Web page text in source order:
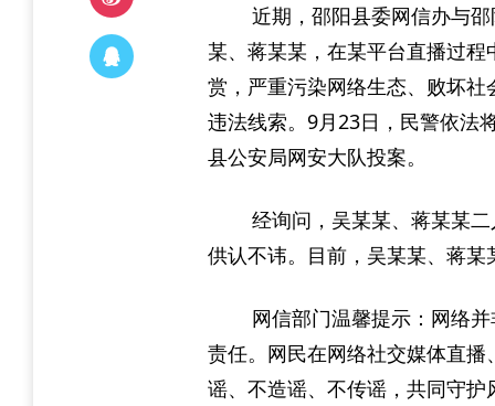
近期，邵阳县委网信办与
某、蒋某某，在某平台直播过
赏，严重污染网络生态、败坏
违法线索。9月23日，民警依法
县公安局网安大队投案。
经询问，吴某某、蒋某某
供认不讳。目前，吴某某、蒋
网信部门温馨提示：网络
责任。网民在网络社交媒体直
谣、不造谣、不传谣，共同守